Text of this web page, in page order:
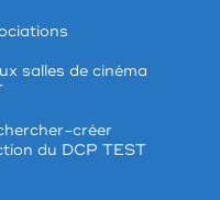
salles de cinéma
créer
du DCP TEST